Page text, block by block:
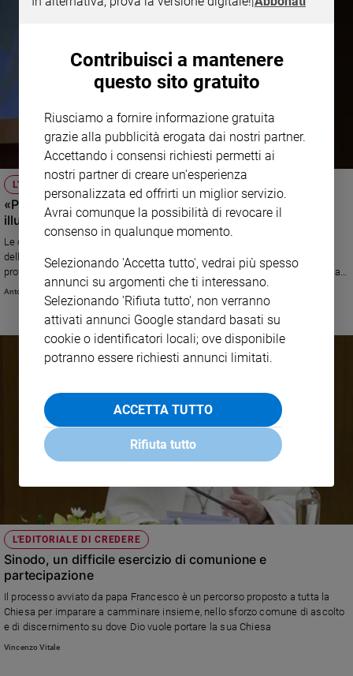
L'ESPERTO
«Per un umanesimo digitale serve una legislazione
illuminata»
Le conseguenze della pandemia, il pericolo dell’infodemia, il fenomeno
delle fake news tornato d’attualità con la guerra in Ucraina. Intervista al
professore Ruben Razzante in occasione dell’uscita dell’edizione aggiornata
del "Manuale di Diritto dell’informazione e della comunicazione"
Antonio Sanfrancesco
L'EDITORIALE DI CREDERE
Sinodo, un difficile esercizio di comunione e
partecipazione
Il processo avviato da papa Francesco è un percorso proposto a tutta la
Chiesa per imparare a camminare insieme, nello sforzo comune di ascolto
e di discernimento su dove Dio vuole portare la sua Chiesa
Vincenzo Vitale
Contribuisci a mantenere
questo sito gratuito
Riusciamo a fornire informazione gratuita
grazie alla pubblicità erogata dai nostri partner.
Accettando i consensi richiesti permetti ai
nostri partner di creare un'esperienza
personalizzata ed offrirti un miglior servizio.
Avrai comunque la possibilità di revocare il
consenso in qualunque momento.
Selezionando 'Accetta tutto', vedrai più spesso
annunci su argomenti che ti interessano.
Selezionando 'Rifiuta tutto', non verranno
attivati annunci Google standard basati su
cookie o identificatori locali; ove disponibile
potranno essere richiesti annunci limitati.
ACCETTA TUTTO
Rifiuta tutto